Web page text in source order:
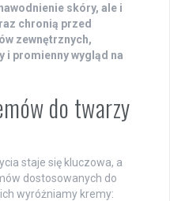
skóry, ale i
chronią przed
zewnętrznych,
i promienny wygląd na
do twarzy
staje się kluczowa, a
dostosowanych do
wyróżniamy kremy: